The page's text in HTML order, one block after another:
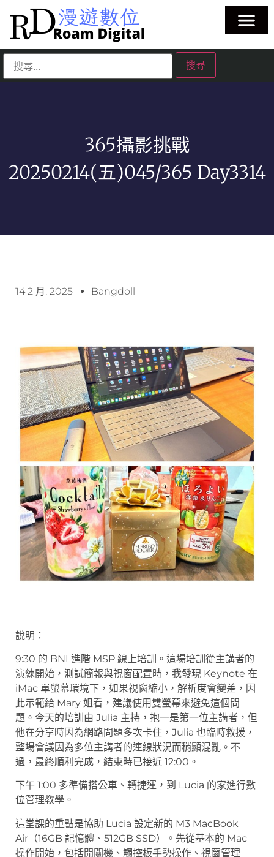
365攝影挑戰
20250214(五)045/365 Day3314
14 2 月, 2025 Bangdoll
說明：
9:30 的 BNI 進階 MSP 線上培訓。這場培訓從主講者的
演練開始，測試簡報與視窗配置時，我發現 Keynote 在
iMac 單螢幕環境下，如果視窗縮小，解析度會變差，因
此示範給 Mary 姐看，建議使用雙螢幕來避免這個問
題。今天的培訓由 Julia 主持，抱一是第一位主講者，但
他在分享時因為網路問題多次卡住，Julia 也臨時救援，
整場會議因為多位主講者的連線狀況而稍顯混亂。不
過，最終順利完成，結束時已接近 12:00。
下午 1:00 多準備搭公車、轉捷運，到 Lucia 的家進行數
位管理教學。
這堂課的重點是協助 Lucia 設定新的 M3 MacBook
Air（16GB 記憶體、512GB SSD）。先從基本的 Mac
操作開始，包括開關機、觸控板手勢操作、視窗管理